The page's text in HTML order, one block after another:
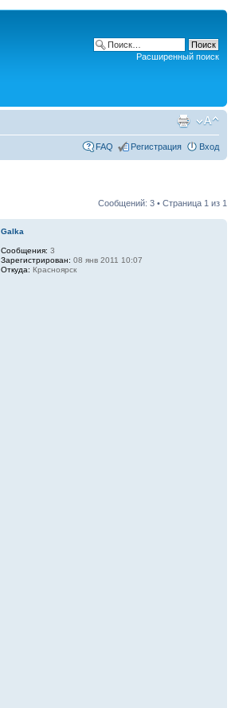
Расширенный поиск
FAQ Регистрация Вход
Сообщений: 3 • Страница 1 из 1
Galka
Сообщения: 3
Зарегистрирован: 08 янв 2011 10:07
Откуда: Красноярск